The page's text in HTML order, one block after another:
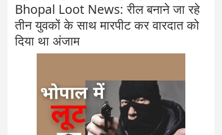
Bhopal Loot News: रील बनाने जा रहे
तीन युवकों के साथ मारपीट कर वारदात को
दिया था अंजाम